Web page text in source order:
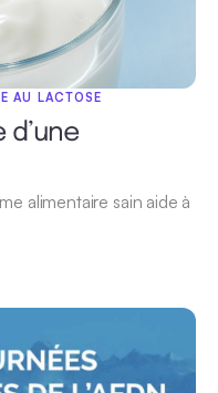
AU LACTOSE
alimentaire sain aide à